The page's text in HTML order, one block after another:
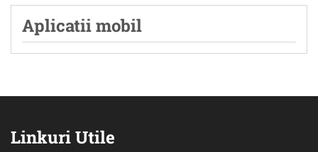
Aplicatii mobil
Linkuri Utile